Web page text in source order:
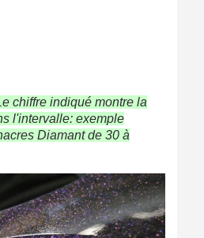
chiffre indiqué montre la
l'intervalle: exemple
Diamant de 30 à